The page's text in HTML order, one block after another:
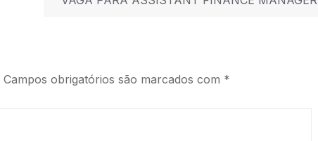
Campos obrigatórios são marcados com *